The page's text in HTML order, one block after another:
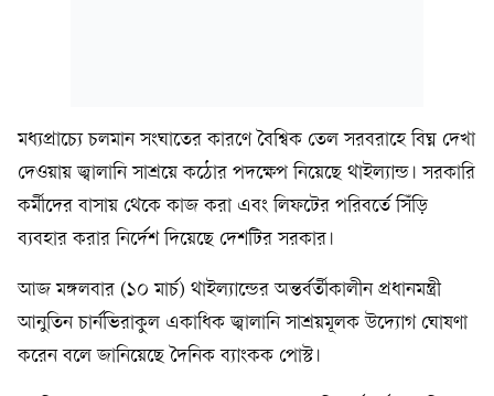
মধ্যপ্রাচ্যে চলমান সংঘাতের কারণে বৈশ্বিক তেল সরবরাহে বিঘ্ন দেখা
দেওয়ায় জ্বালানি সাশ্রয়ে কঠোর পদক্ষেপ নিয়েছে থাইল্যান্ড। সরকারি
কর্মীদের বাসায় থেকে কাজ করা এবং লিফটের পরিবর্তে সিঁড়ি
ব্যবহার করার নির্দেশ দিয়েছে দেশটির সরকার।
আজ মঙ্গলবার (১০ মার্চ) থাইল্যান্ডের অন্তর্বর্তীকালীন প্রধানমন্ত্রী
আনুতিন চার্নভিরাকুল একাধিক জ্বালানি সাশ্রয়মূলক উদ্যোগ ঘোষণা
করেন বলে জানিয়েছে দৈনিক ব্যাংকক পোস্ট।